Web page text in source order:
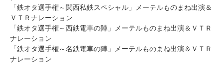
「鉄オタ選手権～関西私鉄スペシャル」メーテルものまね出演＆
ＶＴＲナレーション
「鉄オタ選手権～西鉄電車の陣」メーテルものまね出演＆ＶＴＲ
ナレーション
「鉄オタ選手権～名鉄電車の陣」メーテルものまね出演＆ＶＴＲ
ナレーション